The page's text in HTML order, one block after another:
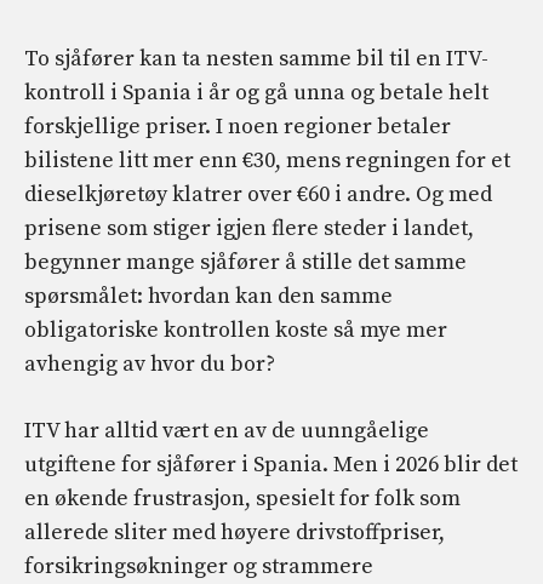
To sjåfører kan ta nesten samme bil til en ITV-
kontroll i Spania i år og gå unna og betale helt
forskjellige priser. I noen regioner betaler
bilistene litt mer enn €30, mens regningen for et
dieselkjøretøy klatrer over €60 i andre. Og med
prisene som stiger igjen flere steder i landet,
begynner mange sjåfører å stille det samme
spørsmålet: hvordan kan den samme
obligatoriske kontrollen koste så mye mer
avhengig av hvor du bor?
ITV har alltid vært en av de uunngåelige
utgiftene for sjåfører i Spania. Men i 2026 blir det
en økende frustrasjon, spesielt for folk som
allerede sliter med høyere drivstoffpriser,
forsikringsøkninger og strammere